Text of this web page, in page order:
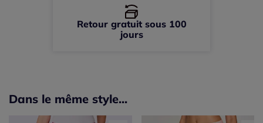
Retour gratuit sous 100
jours
Dans le même style...